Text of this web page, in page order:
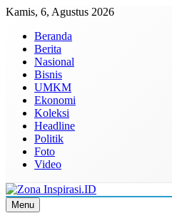
Skip
content
Kamis, 6, Agustus 2026
Beranda
Berita
Nasional
Bisnis
UMKM
Ekonomi
Koleksi
Headline
Politik
Foto
Video
Zona Inspirasi.ID
Bersama Membangun Semangat Baru
Menu